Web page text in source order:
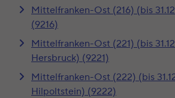
Mittelfranken-Ost (216) (bis
(9216)
Mittelfranken-Ost (221) (bis
Hersbruck) (9221)
Mittelfranken-Ost (222) (bis
Hilpoltstein) (9222)